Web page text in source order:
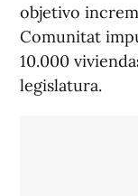
objetivo
Comunitat
10.000
legislatura.